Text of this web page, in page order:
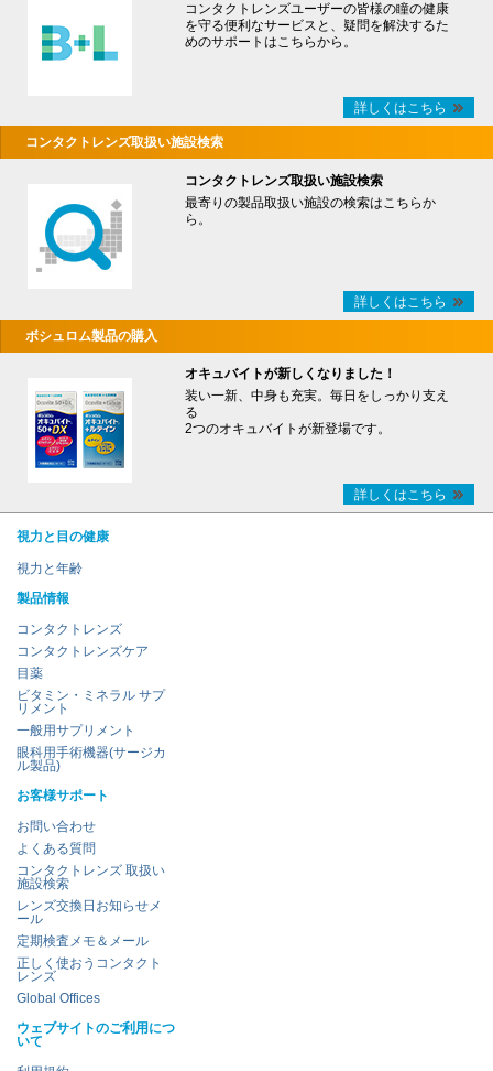
コンタクトレンズユーザーの皆様の瞳の健康
を守る便利なサービスと、疑問を解決するた
めのサポートはこちらから。
詳しくはこちら
コンタクトレンズ取扱い施設検索
コンタクトレンズ取扱い施設検索
最寄りの製品取扱い施設の検索はこちらか
ら。
詳しくはこちら
ボシュロム製品の購入
オキュバイトが新しくなりました！
装い一新、中身も充実。毎日をしっかり支え
る
2つのオキュバイトが新登場です。
詳しくはこちら
視力と目の健康
視力と年齢
製品情報
コンタクトレンズ
コンタクトレンズケア
目薬
ビタミン・ミネラル サプ
リメント
一般用サプリメント
眼科用手術機器(サージカ
ル製品)
お客様サポート
お問い合わせ
よくある質問
コンタクトレンズ 取扱い
施設検索
レンズ交換日お知らせメ
ール
定期検査メモ＆メール
正しく使おうコンタクト
レンズ
Global Offices
ウェブサイトのご利用につ
いて